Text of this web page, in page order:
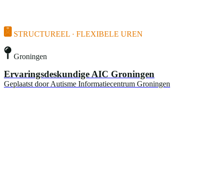
STRUCTUREEL · FLEXIBELE UREN
Groningen
Ervaringsdeskundige AIC Groningen
Geplaatst door Autisme Informatiecentrum Groningen